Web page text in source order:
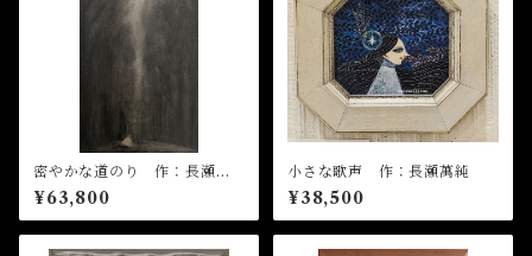
密やかな道のり 作：長瀬萬
純
¥63,800
小さな歌声 作：長瀬萬純
¥38,500